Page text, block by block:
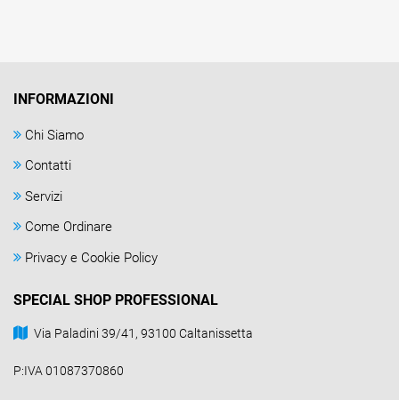
INFORMAZIONI
Chi Siamo
Contatti
Servizi
Come Ordinare
Privacy e Cookie Policy
SPECIAL SHOP PROFESSIONAL
Via Paladini 39/41, 93100 Caltanissetta
P:IVA 01087370860